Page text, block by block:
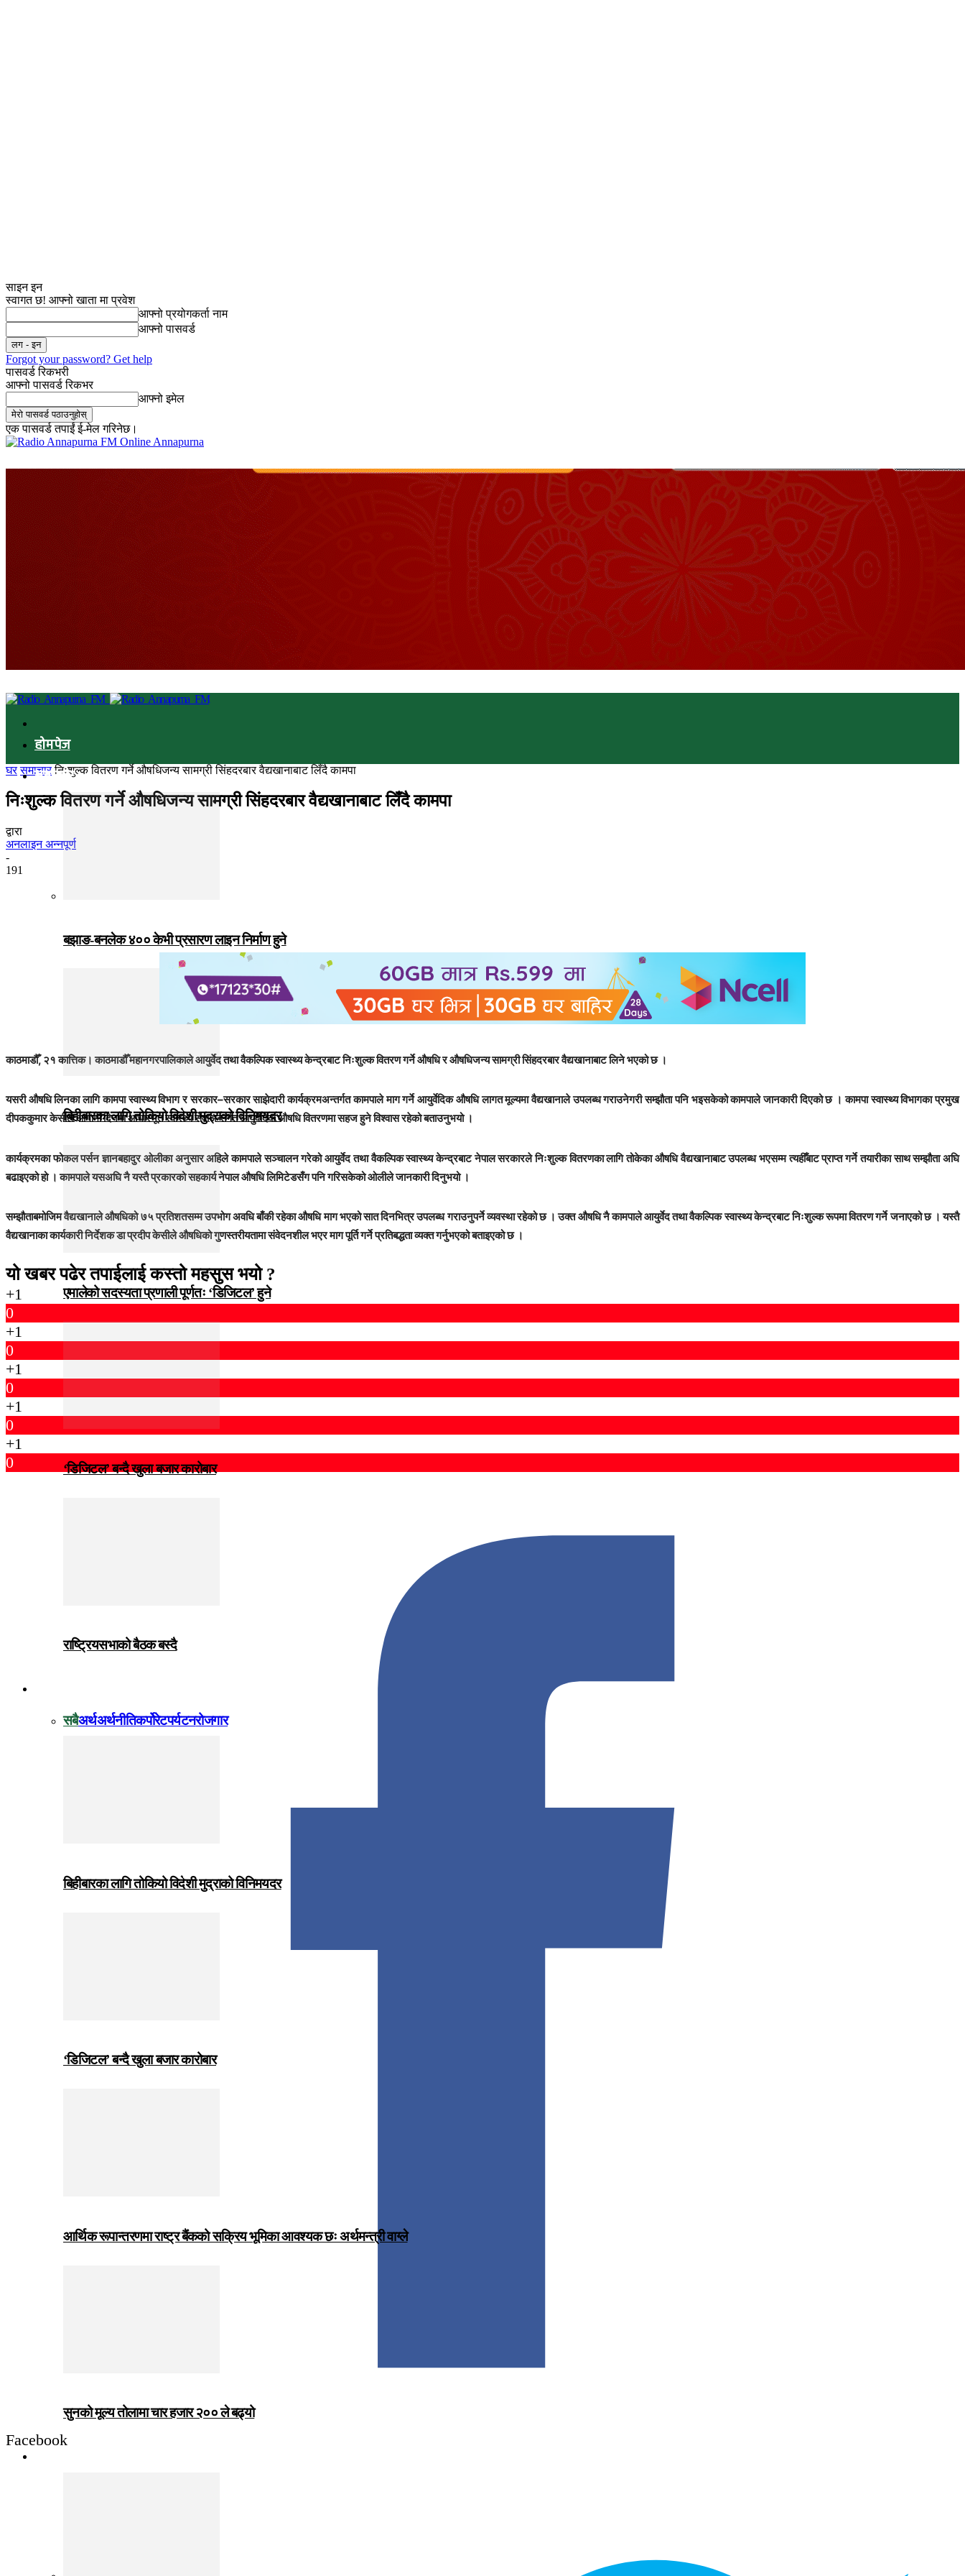
साइन इन
स्वागत छ! आफ्नो खाता मा प्रवेश
आफ्नो प्रयोगकर्ता नाम
आफ्नो पासवर्ड
Forgot your password? Get help
पासवर्ड रिकभरी
आफ्नो पासवर्ड रिकभर
आफ्नो इमेल
एक पासवर्ड तपाईं ई-मेल गरिनेछ।
Online Annapurna
होमपेज
समाचार
बझाङ-बनलेक ४०० केभी प्रसारण लाइन निर्माण हुने
बिहीबारका लागि तोकियो विदेशी मुद्राको विनिमयदर
एमालेको सदस्यता प्रणाली पूर्णतः ‘डिजिटल’ हुने
‘डिजिटल’ बन्दै खुला बजार कारोबार
राष्ट्रियसभाको बैठक बस्दै
सबैअर्थअर्थनीतिकर्पोरेटपर्यटनरोजगार
बिहीबारका लागि तोकियो विदेशी मुद्राको विनिमयदर
‘डिजिटल’ बन्दै खुला बजार कारोबार
आर्थिक रूपान्तरणमा राष्ट्र बैंकको सक्रिय भूमिका आवश्यक छः अर्थमन्त्री वाग्ले
सुनको मूल्य तोलामा चार हजार २०० ले बढ्यो
घर समाचार निःशुल्क वितरण गर्ने औषधिजन्य सामग्री सिंहदरबार वैद्यखानाबाट लिँदै कामपा
निःशुल्क वितरण गर्ने औषधिजन्य सामग्री सिंहदरबार वैद्यखानाबाट लिँदै कामपा
द्वारा
अनलाइन अन्नपूर्ण
-
191
काठमाडौँ, २१ कात्तिक। काठमाडौँ महानगरपालिकाले आयुर्वेद तथा वैकल्पिक स्वास्थ्य केन्द्रबाट निःशुल्क वितरण गर्ने औषधि र औषधिजन्य सामग्री सिंहदरबार वैद्यखानाबाट लिने भएको छ ।
यसरी औषधि लिनका लागि कामपा स्वास्थ्य विभाग र सरकार–सरकार साझेदारी कार्यक्रमअन्तर्गत कामपाले माग गर्ने आयुर्वेदिक औषधि लागत मूल्यमा वैद्यखानाले उपलब्ध गराउनेगरी सम्झौता पनि भइसकेको कामपाले जानकारी दिएको छ । कामपा स्वास्थ्य विभागका प्रमुख
दीपककुमार केसीले आगामी दिनमा आधारभूत स्वास्थ्य सेवाअन्तर्गत आयुर्वेदिक औषधि वितरणमा सहज हुने विश्वास रहेको बताउनुभयो ।
कार्यक्रमका फोकल पर्सन ज्ञानबहादुर ओलीका अनुसार अहिले कामपाले सञ्चालन गरेको आयुर्वेद तथा वैकल्पिक स्वास्थ्य केन्द्रबाट नेपाल सरकारले निःशुल्क वितरणका लागि तोकेका औषधि वैद्यखानाबाट उपलब्ध भएसम्म त्यहीँबाट प्राप्त गर्ने तयारीका साथ सम्झौता अघि
बढाइएको हो । कामपाले यसअघि नै यस्तै प्रकारको सहकार्य नेपाल औषधि लिमिटेडसँग पनि गरिसकेको ओलीले जानकारी दिनुभयो ।
सम्झौताबमोजिम वैद्यखानाले औषधिको ७५ प्रतिशतसम्म उपभोग अवधि बाँकी रहेका औषधि माग भएको सात दिनभित्र उपलब्ध गराउनुपर्ने व्यवस्था रहेको छ । उक्त औषधि नै कामपाले आयुर्वेद तथा वैकल्पिक स्वास्थ्य केन्द्रबाट निःशुल्क रूपमा वितरण गर्ने जनाएको छ । यस्तै
वैद्यखानाका कार्यकारी निर्देशक डा प्रदीप केसीले औषधिको गुणस्तरीयतामा संवेदनशील भएर माग पूर्ति गर्ने प्रतिबद्धता व्यक्त गर्नुभएको बताइएको छ ।
यो खबर पढेर तपाईलाई कस्तो महसुस भयो ?
+1
0
+1
0
+1
0
+1
0
+1
0
Facebook